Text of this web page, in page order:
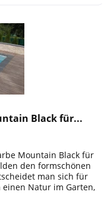
Black für...
Mountain Black für
den formschönen
man sich für
Natur im Garten,